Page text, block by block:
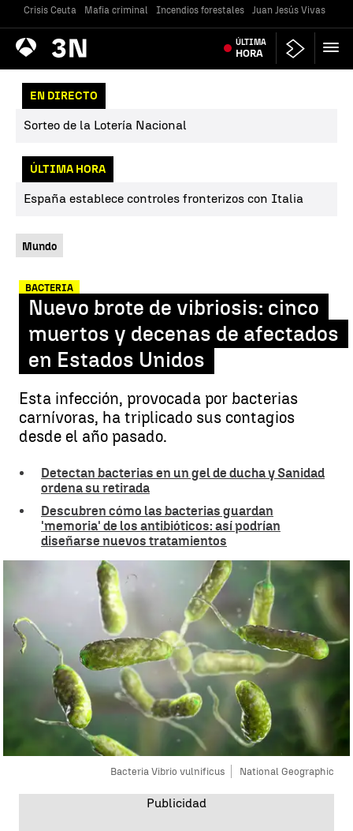
Crisis Ceuta Mafia criminal Incendios forestales Juan Jesús Vivas
Antena
3 Noticias ÚLTIMA
HORA
EN DIRECTO
Sorteo de la Lotería Nacional
ÚLTIMA HORA
España establece controles fronterizos con Italia
Mundo
BACTERIA
Nuevo brote de vibriosis: cinco
muertos y decenas de afectados
en Estados Unidos
Esta infección, provocada por bacterias
carnívoras, ha triplicado sus contagios
desde el año pasado.
Detectan bacterias en un gel de ducha y Sanidad
ordena su retirada
Descubren cómo las bacterias guardan
'memoria' de los antibióticos: así podrían
diseñarse nuevos tratamientos
Bacteria Vibrio vulnificus National Geographic